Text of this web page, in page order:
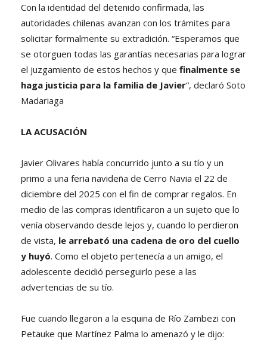
Con la identidad del detenido confirmada, las
autoridades chilenas avanzan con los trámites para
solicitar formalmente su extradición. “Esperamos que
se otorguen todas las garantías necesarias para lograr
el juzgamiento de estos hechos y que finalmente se
haga justicia para la familia de Javier“, declaró Soto
Madariaga
LA ACUSACIÓN
Javier Olivares había concurrido junto a su tío y un
primo a una feria navideña de Cerro Navia el 22 de
diciembre del 2025 con el fin de comprar regalos. En
medio de las compras identificaron a un sujeto que lo
venía observando desde lejos y, cuando lo perdieron
de vista, le arrebató una cadena de oro del cuello
y huyó. Como el objeto pertenecía a un amigo, el
adolescente decidió perseguirlo pese a las
advertencias de su tío.
Fue cuando llegaron a la esquina de Río Zambezi con
Petauke que Martínez Palma lo amenazó y le dijo: